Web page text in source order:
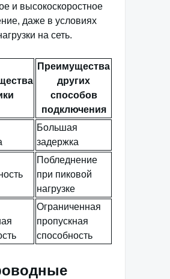
и высокоскоростное
даже в условиях
на сеть.
Преимущества
других
способов
подключения
Большая
задержка
Побледнение
при пиковой
нагрузке
Ограниченная
пропускная
способность